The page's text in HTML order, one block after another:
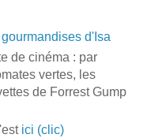
gourmandises d'Isa
de cinéma : par
vertes, les
de Forrest Gump
ici (clic)